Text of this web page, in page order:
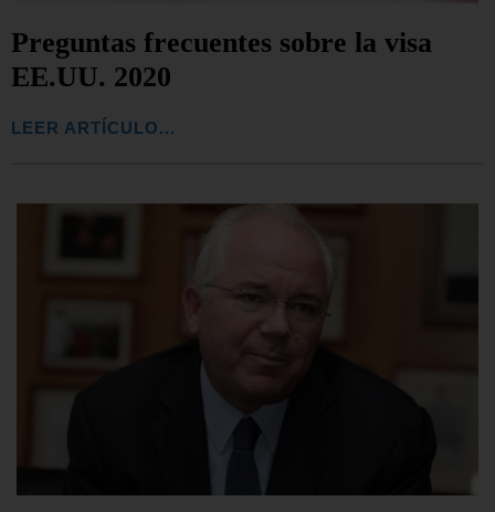
Preguntas frecuentes sobre la visa
EE.UU. 2020
LEER ARTÍCULO...